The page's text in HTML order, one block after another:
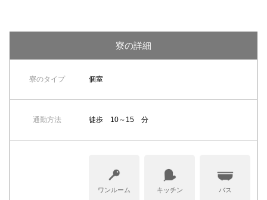
寮の詳細
寮のタイプ 個室
通勤方法 徒歩 10～15 分
ワンルーム キッチン バス